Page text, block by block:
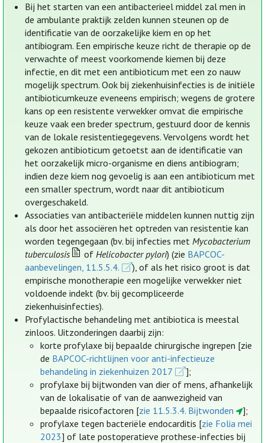
Bij het starten van een antibacterieel middel zal men in
de ambulante praktijk zelden kunnen steunen op de
identificatie van de oorzakelijke kiem en op het
antibiogram. Een empirische keuze richt de therapie op de
verwachte of meest voorkomende kiemen bij deze
infectie, en dit met een antibioticum met een zo nauw
mogelijk spectrum. Ook bij ziekenhuisinfecties is de initiële
antibioticumkeuze eveneens empirisch; wegens de grotere
kans op een resistente verwekker omvat die empirische
keuze vaak een breder spectrum, gestuurd door de kennis
van de lokale resistentiegegevens. Vervolgens wordt het
gekozen antibioticum getoetst aan de identificatie van
het oorzakelijk micro-organisme en diens antibiogram;
indien deze kiem nog gevoelig is aan een antibioticum met
een smaller spectrum, wordt naar dit antibioticum
overgeschakeld.
Associaties van antibacteriële middelen kunnen nuttig zijn
als door het associëren het optreden van resistentie kan
worden tegengegaan (bv. bij infecties metMycobacterium
tuberculosis
of Helicobacter pylori) (zie BAPCOC-
aanbevelingen, 11.5.5.4.
), of als het risico groot is dat
empirische monotherapie een mogelijke verwekker niet
voldoende indekt (bv. bij gecompliceerde
ziekenhuisinfecties).
Profylactische behandeling met antibiotica is meestal
zinloos. Uitzonderingen daarbij zijn:
korte profylaxe bij bepaalde chirurgische ingrepen [zie
de BAPCOC-richtlijnen voor anti-infectieuze
behandeling in ziekenhuizen 2017
];
profylaxe bij bijtwonden van dier of mens, afhankelijk
van de lokalisatie of van de aanwezigheid van
bepaalde risicofactoren [zie 11.5.3.4. Bijtwonden
];
profylaxe tegen bacteriële endocarditis [zie Folia mei
2023] of late postoperatieve prothese-infecties bij